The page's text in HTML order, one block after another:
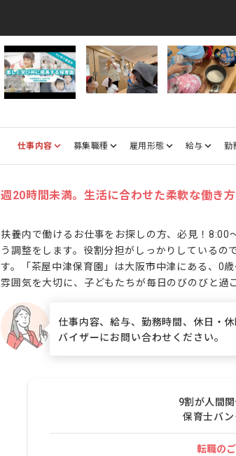
仕事内容 募集職種 雇用形態 給与 勤
週20時間未満。生活に合わせた柔軟な働き
扶養内で働けるお仕事をお探しの方、必見！
う調整をします。役割分担がしっかりしている
す。「茶屋中津保育園」は大阪市中津にある、0
雰囲気を大切に、子どもたちが毎日のびのびと過
仕事内容、給与、勤務時間、休日・
バイザーにお問い合わせください。
9割が人間
保育士バン
転職の